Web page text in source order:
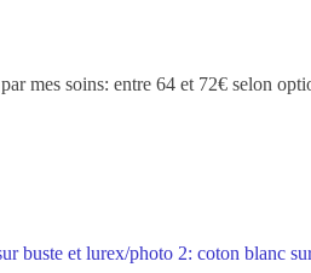
mes soins: entre 64 et 72€ selon